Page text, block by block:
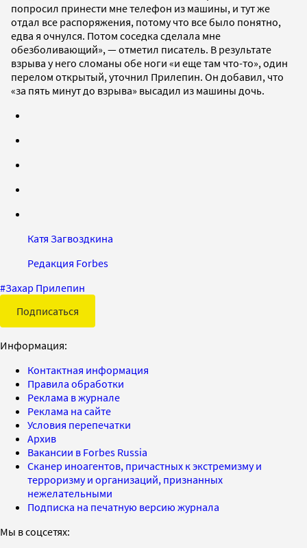
попросил принести мне телефон из машины, и тут же
отдал все распоряжения, потому что все было понятно,
едва я очнулся. Потом соседка сделала мне
обезболивающий», — отметил писатель. В результате
взрыва у него сломаны обе ноги «и еще там что-то», один
перелом открытый, уточнил Прилепин. Он добавил, что
«за пять минут до взрыва» высадил из машины дочь.
Катя Загвоздкина
Редакция Forbes
#Захар Прилепин
Подписаться
Информация:
Контактная информация
Правила обработки
Реклама в журнале
Реклама на сайте
Условия перепечатки
Архив
Вакансии в Forbes Russia
Сканер иноагентов, причастных к экстремизму и
терроризму и организаций, признанных
нежелательными
Подписка на печатную версию журнала
Мы в соцсетях: